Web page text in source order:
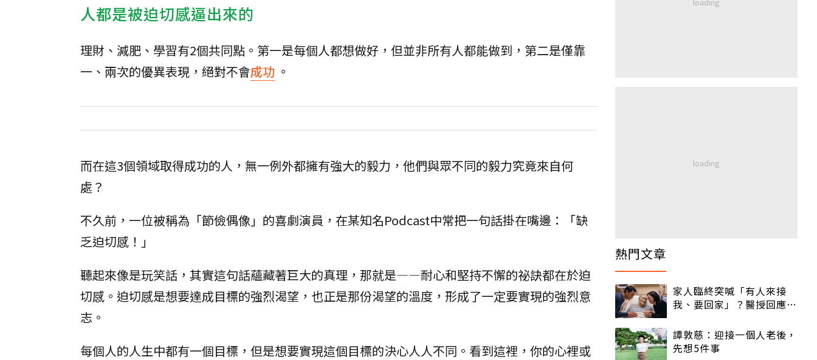
人都是被迫切感逼出來的
理財、減肥、學習有2個共同點。第一是每個人都想做好，但並非所有人都能做到，第二是僅靠
一、兩次的優異表現，絕對不會成功 。
而在這3個領域取得成功的人，無一例外都擁有強大的毅力，他們與眾不同的毅力究竟來自何
處？
不久前，一位被稱為「節儉偶像」的喜劇演員，在某知名Podcast中常把一句話掛在嘴邊：「缺
乏迫切感！」
聽起來像是玩笑話，其實這句話蘊藏著巨大的真理，那就是—―耐心和堅持不懈的祕訣都在於迫
切感。迫切感是想要達成目標的強烈渴望，也正是那份渴望的溫度，形成了一定要實現的強烈意
志。
每個人的人生中都有一個目標，但是想要實現這個目標的決心人人不同。看到這裡，你的心裡或
熱門文章
家人臨終突喊「有人來接
我、要回家」？醫授回應方
譚敦慈：迎接一個人老後，
先想5件事